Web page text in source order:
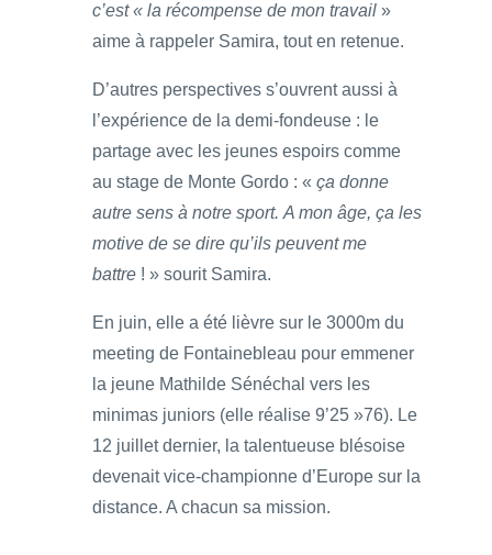
c’est « la récompense de mon travail »
aime à rappeler Samira, tout en retenue.
D’autres perspectives s’ouvrent aussi à
l’expérience de la demi-fondeuse : le
partage avec les jeunes espoirs comme
au stage de Monte Gordo : « ça donne
autre sens à notre sport. A mon âge, ça les
motive de se dire qu’ils peuvent me
battre ! » sourit Samira.
En juin, elle a été lièvre sur le 3000m du
meeting de Fontainebleau pour emmener
la jeune Mathilde Sénéchal vers les
minimas juniors (elle réalise 9’25 »76). Le
12 juillet dernier, la talentueuse blésoise
devenait vice-championne d’Europe sur la
distance. A chacun sa mission.